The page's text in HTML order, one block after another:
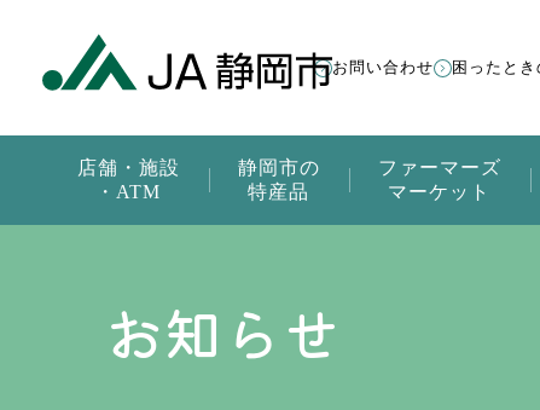
店舗・施設
・ATM
静岡市の
特産品
ファーマーズ
マーケット
お問い合わせ 困ったと
お知らせ